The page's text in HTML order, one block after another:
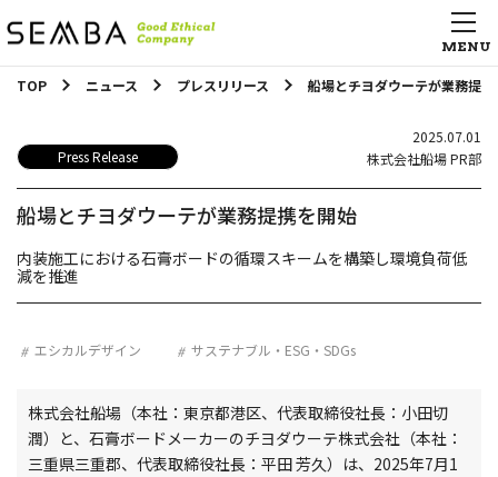
TOP ニュース プレスリリース 船場とチヨダウーテが業務提
Press Release
2025.07.01
株式会社船場 PR部
船場とチヨダウーテが業務提携を開始
内装施工における石膏ボードの循環スキームを構築し環境負荷低
減を推進
エシカルデザイン サステナブル・ESG・SDGs
株式会社船場（本社：東京都港区、代表取締役社長：小田切
潤）と、石膏ボードメーカーのチヨダウーテ株式会社（本社：
三重県三重郡、代表取締役社長：平田 芳久）は、2025年7月1